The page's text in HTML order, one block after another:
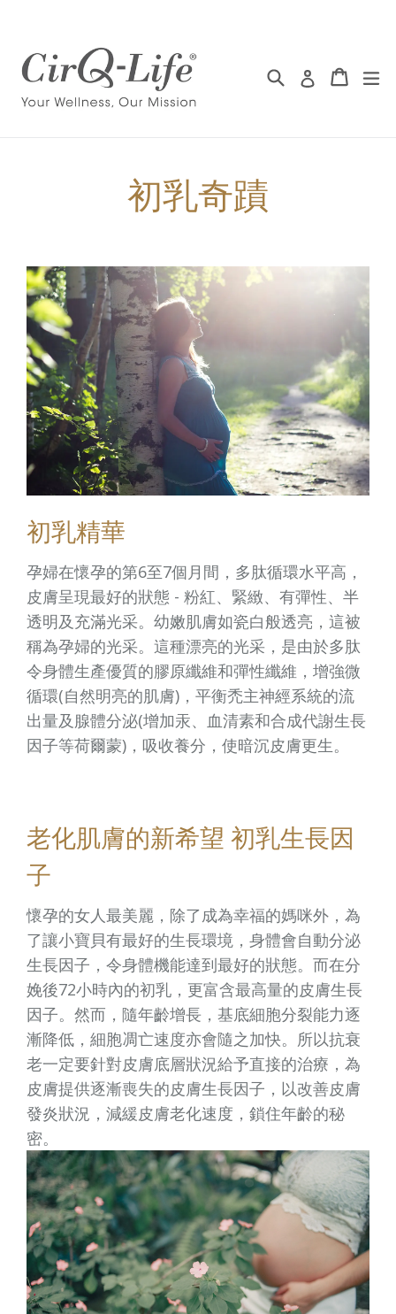
content
Search 搜尋Log in 登入
Cart
Cart
初乳奇蹟
初乳精華
孕婦在懷孕的第6至7個月間，多肽循環水平高，
皮膚呈現最好的狀態 - 粉紅、緊緻、有彈性、半
透明及充滿光采。幼嫩肌膚如瓷白般透亮，這被
稱為孕婦的光采。這種漂亮的光采，是由於多肽
令身體生產優質的膠原纖維和彈性纖維，增強微
循環(自然明亮的肌膚)，平衡禿主神經系統的流
出量及腺體分泌(增加汞、血清素和合成代謝生長
因子等荷爾蒙)，吸收養分，使暗沉皮膚更生。
老化肌膚的新希望 初乳生長因
子
懷孕的女人最美麗，除了成為幸福的媽咪外，為
了讓小寶貝有最好的生長環境，身體會自動分泌
生長因子，令身體機能達到最好的狀態。而在分
娩後72小時內的初乳，更富含最高量的皮膚生長
因子。然而，隨年齡增長，基底細胞分裂能力逐
漸降低，細胞凋亡速度亦會隨之加快。所以抗衰
老一定要針對皮膚底層狀況給予直接的治療，為
皮膚提供逐漸喪失的皮膚生長因子，以改善皮膚
發炎狀況，減緩皮膚老化速度，鎖住年齡的秘
密。